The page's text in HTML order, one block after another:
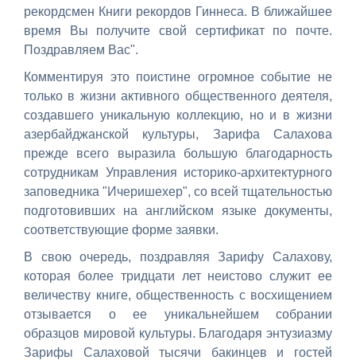
рекордсмен Книги рекордов Гиннеса. В ближайшее
время Вы получите свой сертификат по почте.
Поздравляем Вас".
Комментируя это поистине огромное событие не
только в жизни активного общественного деятеля,
создавшего уникальную коллекцию, но и в жизни
азербайджанской культуры, Зарифа Салахова
прежде всего выразила большую благодарность
сотрудникам Управления историко-архитектурного
заповедника "Ичеришехер", со всей тщательностью
подготовивших на английском языке документы,
соответствующие форме заявки.
В свою очередь, поздравляя Зарифу Салахову,
которая более тридцати лет неистово служит ее
величеству книге, общественность с восхищением
отзывается о ее уникальнейшем собрании
образцов мировой культуры. Благодаря энтузиазму
Зарифы Салаховой тысячи бакинцев и гостей